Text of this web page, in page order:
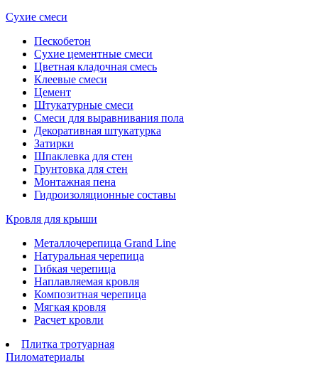
Сухие смеси
Пескобетон
Сухие цементные смеси
Цветная кладочная смесь
Клеевые смеси
Цемент
Штукатурные смеси
Смеси для выравнивания пола
Декоративная штукатурка
Затирки
Шпаклевка для стен
Грунтовка для стен
Монтажная пена
Гидроизоляционные составы
Кровля для крыши
Металлочерепица Grand Line
Натуральная черепица
Гибкая черепица
Наплавляемая кровля
Композитная черепица
Мягкая кровля
Расчет кровли
Плитка тротуарная
Пиломатериалы